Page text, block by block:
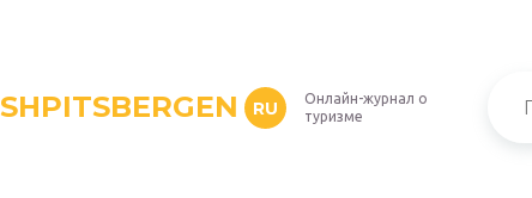
SHPITSBERGEN RU
Онлайн-журнал о
туризме